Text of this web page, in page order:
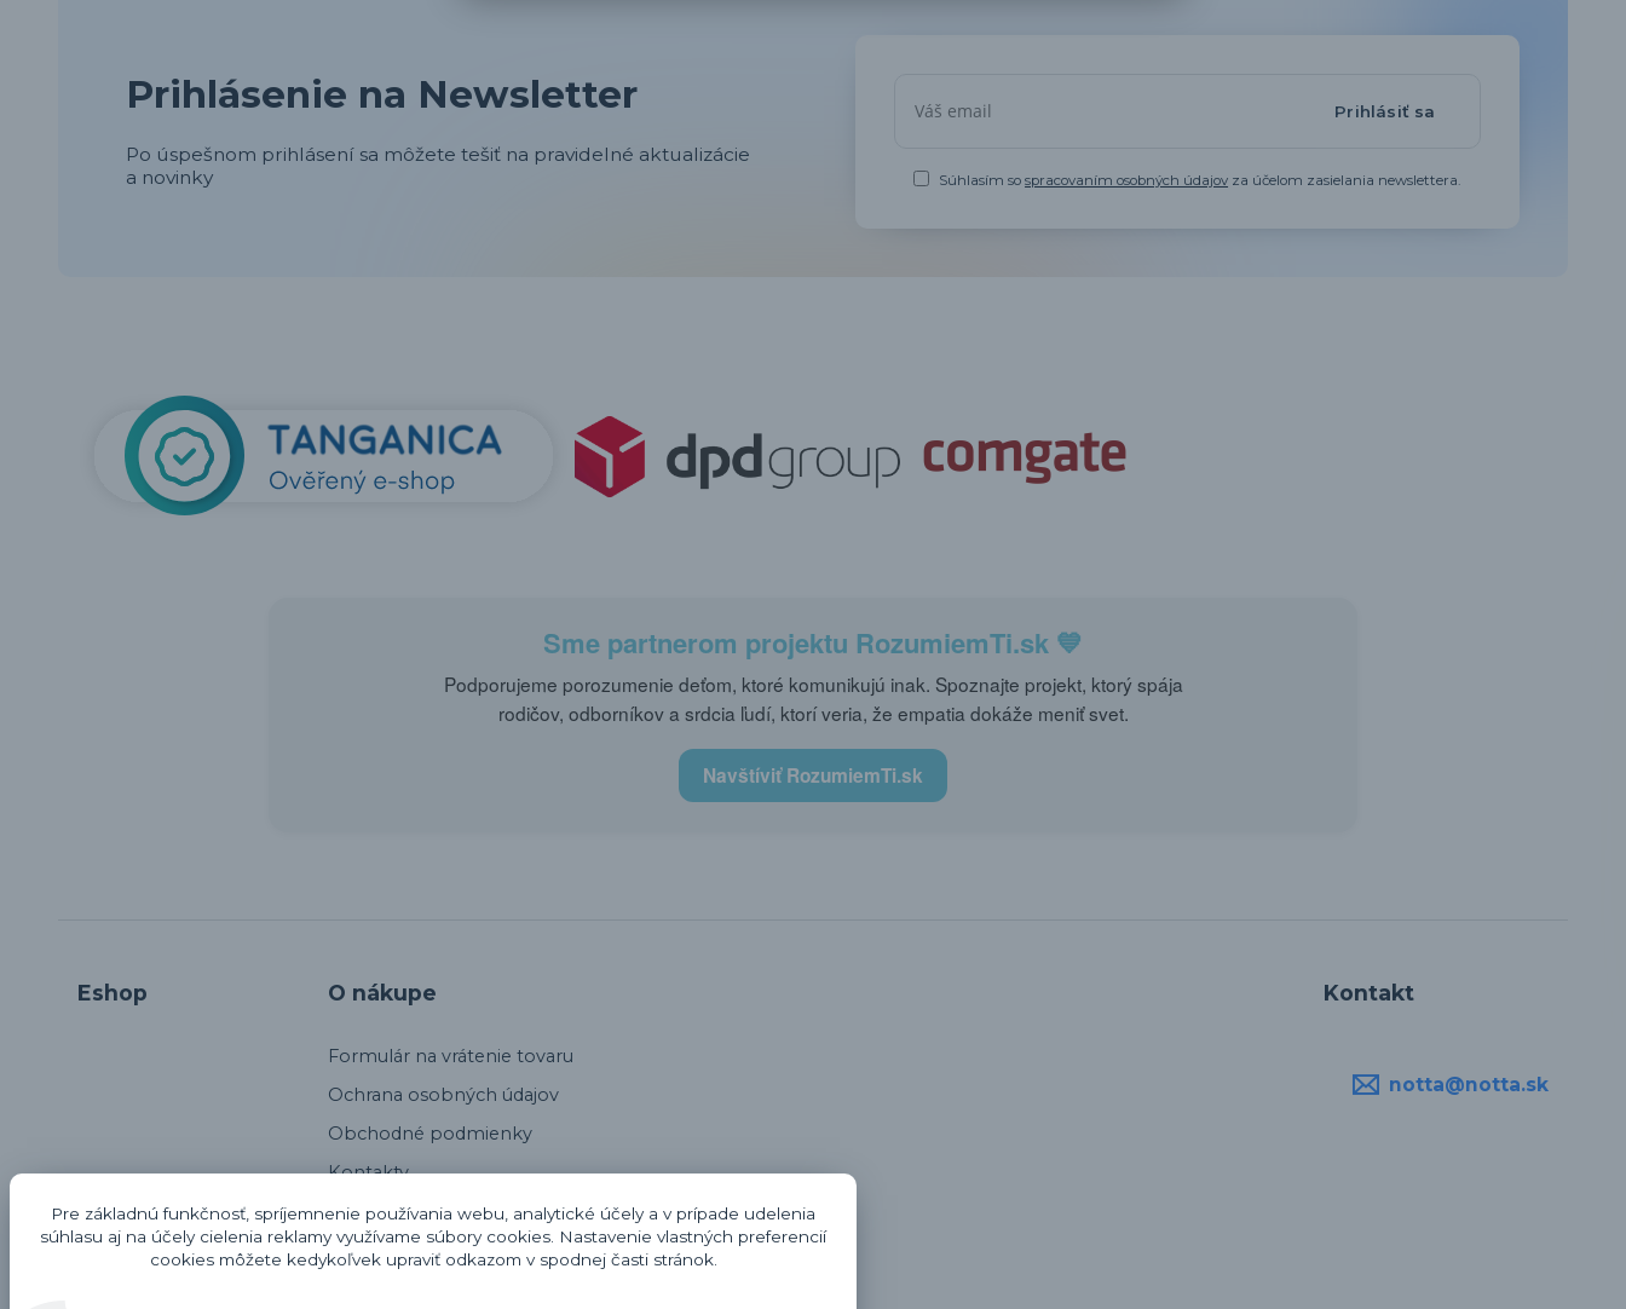
Prihlásenie na Newsletter
Po úspešnom prihlásení sa môžete tešiť na pravidelné aktualizácie
a novinky
Prihlásiť sa
Súhlasím sospracovaním osobných údajov za účelom zasielania newslettera.
Sme partnerom projektu RozumiemTi.sk 💙
Podporujeme porozumenie deťom, ktoré komunikujú inak. Spoznajte projekt, ktorý spája
rodičov, odborníkov a srdcia ľudí, ktorí veria, že empatia dokáže meniť svet.
Navštíviť RozumiemTi.sk
Eshop O nákupe
Formulár na vrátenie tovaru
Ochrana osobných údajov
Obchodné podmienky
Kontakty
Alternatívne riešenie sporu
Odstúpenie od kúpnej zmluvy
Kontakt
notta@notta.sk
Pre základnú funkčnosť, spríjemnenie používania webu, analytické účely a v prípade udelenia
súhlasu aj na účely cielenia reklamy využívame súbory cookies. Nastavenie vlastných preferencií
cookies môžete kedykoľvek upraviť odkazom v spodnej časti stránok.